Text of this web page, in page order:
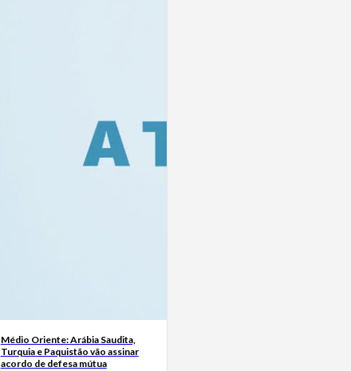
Médio Oriente: Arábia Saudita,
Turquia e Paquistão vão assinar
acordo de defesa mútua